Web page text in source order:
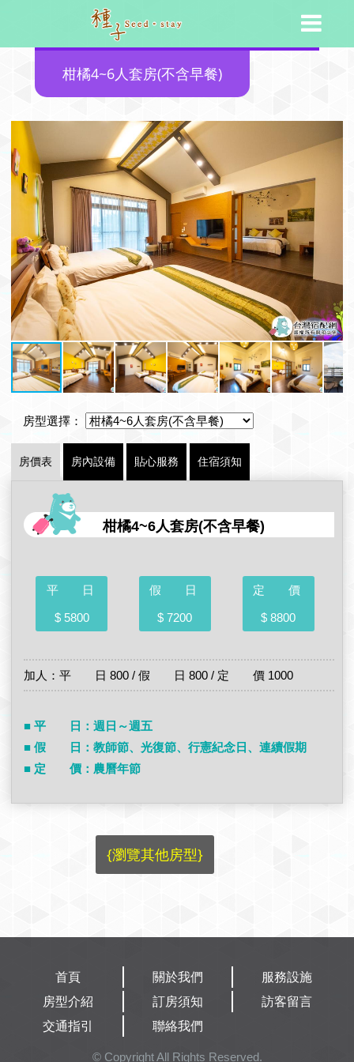
柑橘4~6人套房(不含早餐)
房型選擇：
房價表 房內設備 貼心服務 住宿須知
柑橘4~6人套房(不含早餐)
平 日
$ 5800
假 日
$ 7200
定 價
$ 8800
加人：平 日 800 / 假 日 800 / 定 價 1000
■ 平 日：週日～週五
■ 假 日：教師節、光復節、行憲紀念日、連續假期
■ 定 價：農曆年節
{瀏覽其他房型}
首頁 關於我們
服務設施
房型介紹
訂房須知
訪客留言
交通指引
聯絡我們
© Copyright All Rights Reserved.